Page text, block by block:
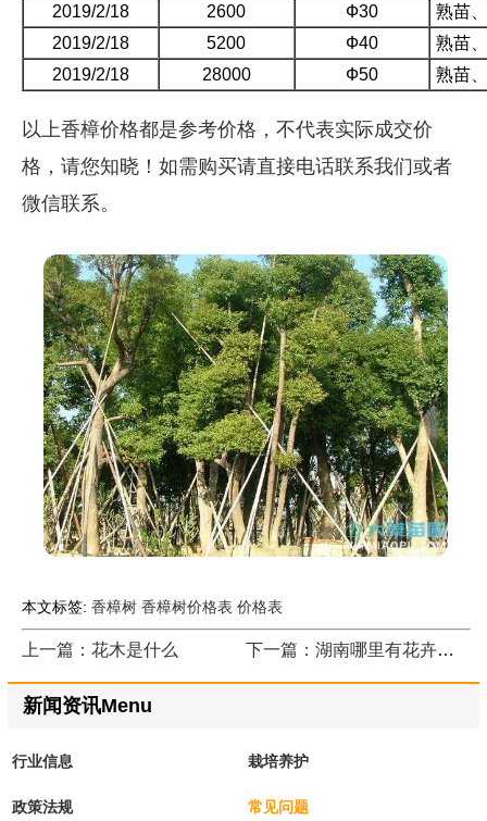
2019/2/18
2600 Ф30
熟苗
2019/2/18
5200 Ф40
熟苗
2019/2/18
28000 Ф50 熟苗
以上香樟价格都是参考价格，不代表实际成交价
格，请您知晓！如需购买请直接电话联系我们或者
微信联系。
本文标签: 香樟树 香樟树价格表 价格表
上一篇：花木是什么 下一篇：湖南哪里有花卉苗木出售
新闻资讯Menu
行业信息 栽培养护
政策法规 常见问题